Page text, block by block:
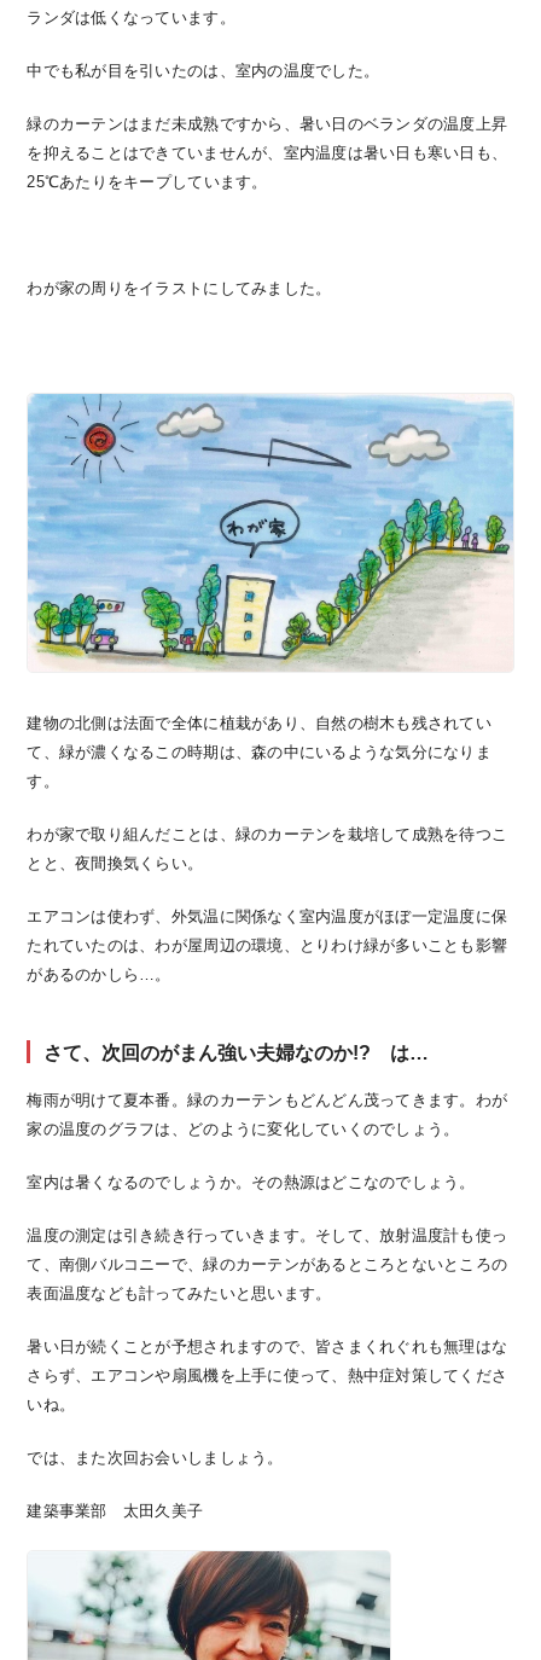
ランダは低くなっています。
中でも私が目を引いたのは、室内の温度でした。
緑のカーテンはまだ未成熟ですから、暑い日のベランダの温度上昇
を抑えることはできていませんが、室内温度は暑い日も寒い日も、
25℃あたりをキープしています。
わが家の周りをイラストにしてみました。
建物の北側は法面で全体に植栽があり、自然の樹木も残されてい
て、緑が濃くなるこの時期は、森の中にいるような気分になりま
す。
わが家で取り組んだことは、緑のカーテンを栽培して成熟を待つこ
とと、夜間換気くらい。
エアコンは使わず、外気温に関係なく室内温度がほぼ一定温度に保
たれていたのは、わが屋周辺の環境、とりわけ緑が多いことも影響
があるのかしら…。
さて、次回のがまん強い夫婦なのか!? は…
梅雨が明けて夏本番。緑のカーテンもどんどん茂ってきます。わが
家の温度のグラフは、どのように変化していくのでしょう。
室内は暑くなるのでしょうか。その熱源はどこなのでしょう。
温度の測定は引き続き行っていきます。そして、放射温度計も使っ
て、南側バルコニーで、緑のカーテンがあるところとないところの
表面温度なども計ってみたいと思います。
暑い日が続くことが予想されますので、皆さまくれぐれも無理はな
さらず、エアコンや扇風機を上手に使って、熱中症対策してくださ
いね。
では、また次回お会いしましょう。
建築事業部 太田久美子